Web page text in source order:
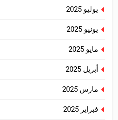
يوليو 2025
يونيو 2025
مايو 2025
أبريل 2025
مارس 2025
فبراير 2025